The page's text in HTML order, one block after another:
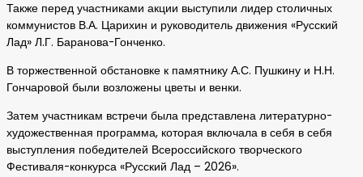
Также перед участниками акции выступили лидер столичных
коммунистов В.А. Царихин и руководитель движения «Русский
Лад» Л.Г. Баранова-Гонченко.
В торжественной обстановке к памятнику А.С. Пушкину и Н.Н.
Гончаровой были возложены цветы и венки.
Затем участникам встречи была представлена литературно-
художественная программа, которая включала в себя в себя
выступления победителей Всероссийского творческого
Фестиваля-конкурса «Русский Лад – 2026».